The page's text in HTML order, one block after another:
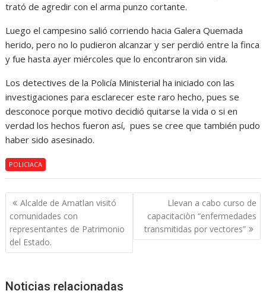
trató de agredir con el arma punzo cortante.
Luego el campesino salió corriendo hacia Galera Quemada
herido, pero no lo pudieron alcanzar y ser perdió entre la finca
y fue hasta ayer miércoles que lo encontraron sin vida.
Los detectives de la Policía Ministerial ha iniciado con las
investigaciones para esclarecer este raro hecho, pues se
desconoce porque motivo decidió quitarse la vida o si en
verdad los hechos fueron así, pues se cree que también pudo
haber sido asesinado.
POLICIACA
Navegación
de
entradas
Alcalde de Amatlan visitó
comunidades con
representantes de Patrimonio
del Estado.
Llevan a cabo curso de
capacitaciòn “enfermedades
transmitidas por vectores”
Noticias relacionadas